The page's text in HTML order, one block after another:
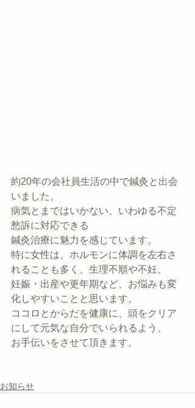
約20年の会社員生活の中で鍼灸と出会
いました。
病気とまではいかない、いわゆる不定
愁訴に対応できる
鍼灸治療に魅力を感じています。
特に女性は、ホルモンに体調を左右さ
れることも多く、生理不順や不妊、
妊娠・出産や更年期など、お悩みも変
化しやすいことと思います。
ココロとからだを健康に、頭をクリア
にして元気な自分でいられるよう、
お手伝いをさせて頂きます。
お知らせ